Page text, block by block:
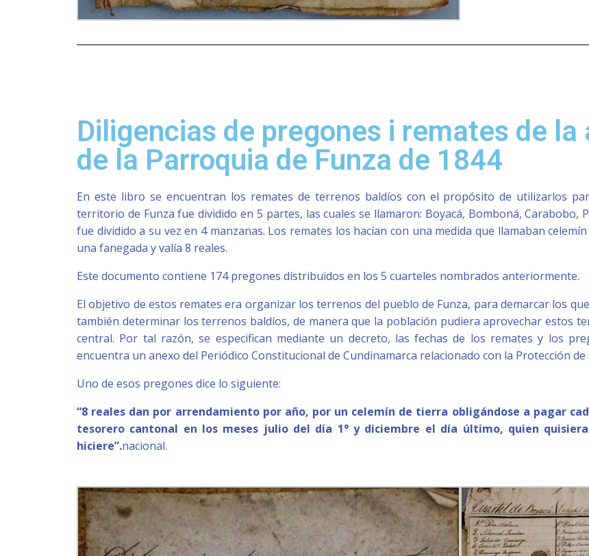
Diligencias de pregones i remates de la
de la Parroquia de Funza de 1844
En este libro se encuentran los remates de terrenos baldíos con el propósito de utilizarlos
territorio de Funza fue dividido en 5 partes, las cuales se llamaron: Boyacá, Bomboná, Carabobo,
fue dividido a su vez en 4 manzanas. Los remates los hacían con una medida que llamaban
una fanegada y valía 8 reales.
Este documento contiene 174 pregones distribuidos en los 5 cuarteles nombrados anteriormente.
El objetivo de estos remates era organizar los terrenos del pueblo de Funza, para demarcar los
también determinar los terrenos baldíos, de manera que la población pudiera aprovechar estos
central. Por tal razón, se especifican mediante un decreto, las fechas de los remates y los
encuentra un anexo del Periódico Constitucional de Cundinamarca relacionado con la Protección
Uno de esos pregones dice lo siguiente:
“8 reales dan por arrendamiento por año, por un celemín de tierra obligándose a pagar
tesorero cantonal en los meses julio del día 1° y diciembre el día último, quien
hiciere”.nacional.